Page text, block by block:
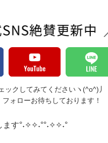
ックしてみてくださいヽ(^o^)丿
ォローお待ちしております！
す°˖✧✧˖°°˖✧✧˖°